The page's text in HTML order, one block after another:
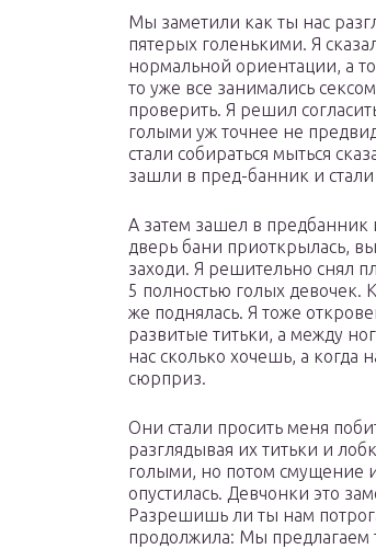
Мы заметили как ты нас
пятерых голенькими. Я
нормальной ориентации, а
то уже все занимались
проверить. Я решил
голыми уж точнее не
стали собираться мыться
зашли в пред-банник и
А затем зашел в предбанник
дверь бани приоткрылась,
заходи. Я решительно снял
5 полностью голых девочек.
же поднялась. Я тоже
развитые титьки, а между
нас сколько хочешь, а когда
сюрприз.
Они стали просить меня
разглядывая их титьки и
голыми, но потом смущение
опустилась. Девчонки это
Разрешишь ли ты нам
продолжила: Мы предлагаем